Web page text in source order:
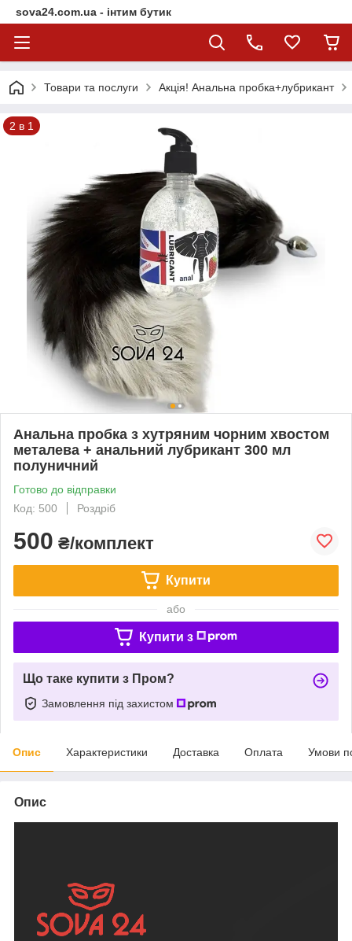
sova24.com.ua - інтим бутик
Товари та послуги Акція! Анальна пробка+лубрикант
2 в 1
Анальна пробка з хутряним чорним хвостом
металева + анальний лубрикант 300 мл
полуничний
Готово до відправки
Код: 500
Роздріб
500 ₴/комплект
Купити
або
Купити з
Що таке купити з Пром?
Замовлення під захистом
Опис Характеристики Доставка Оплата Умови
Опис